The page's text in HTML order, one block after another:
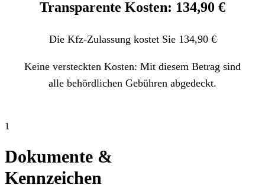
Transparente Kosten: 134,90 €
Die Kfz-Zulassung kostet Sie 134,90 €
Keine versteckten Kosten: Mit diesem Betrag sind
alle behördlichen Gebühren abgedeckt.
1
Dokumente &
Kennzeichen